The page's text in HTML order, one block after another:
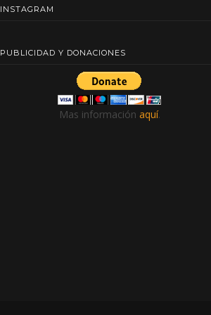
INSTAGRAM
PUBLICIDAD Y DONACIONES
Mas información aquí.